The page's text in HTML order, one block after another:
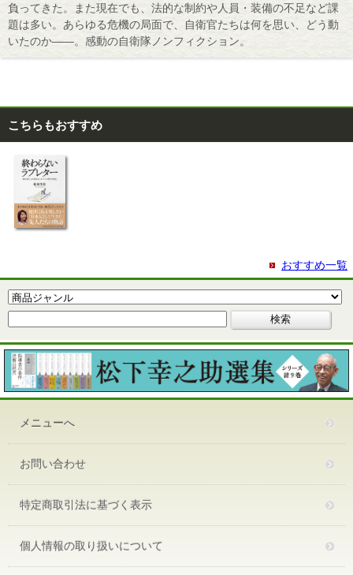
負ってきた。また現在でも、法的な制約や人員・装備の不足など課
題は多い。あらゆる危機の局面で、自衛官たちは何を思い、どう動
いたのか――。感動の自衛隊ノンフィクション。
こちらもおすすめ
おすすめ一覧
メニューへ
お問い合わせ
特定商取引法に基づく表示
個人情報の取り扱いについて